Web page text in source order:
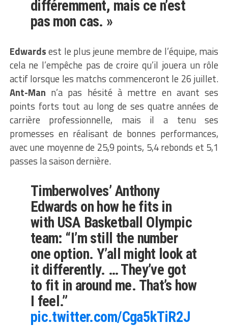
différemment, mais ce n’est
pas mon cas. »
Edwardsest le plus jeune membre de l’équipe, mais
cela ne l’empêche pas de croire qu’il jouera un rôle
actif lorsque les matchs commenceront le 26 juillet.
Ant-Man n’a pas hésité à mettre en avant ses
points forts tout au long de ses quatre années de
carrière professionnelle, mais il a tenu ses
promesses en réalisant de bonnes performances,
avec une moyenne de 25,9 points, 5,4 rebonds et 5,1
passes la saison dernière.
Timberwolves’ Anthony
Edwards on how he fits in
with USA Basketball Olympic
team: “I’m still the number
one option. Y’all might look at
it differently. … They’ve got
to fit in around me. That’s how
I feel.”
pic.twitter.com/Cga5kTiR2J